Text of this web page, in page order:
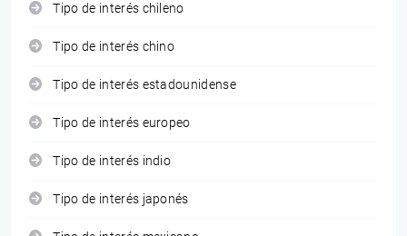
Tipo de interés chileno
Tipo de interés chino
Tipo de interés estadounidense
Tipo de interés europeo
Tipo de interés indio
Tipo de interés japonés